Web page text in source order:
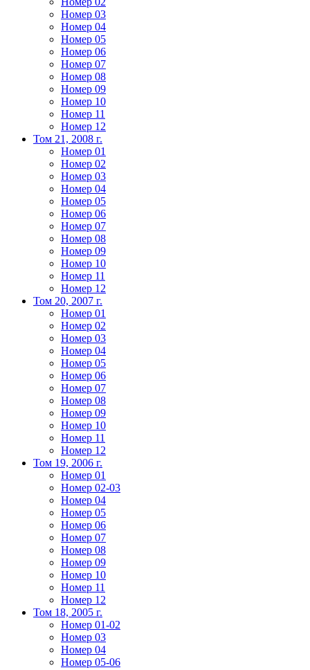
Номер 03
Номер 04
Номер 05
Номер 06
Номер 07
Номер 08
Номер 09
Номер 10
Номер 11
Номер 12
Том 21, 2008 г.
Номер 01
Номер 02
Номер 03
Номер 04
Номер 05
Номер 06
Номер 07
Номер 08
Номер 09
Номер 10
Номер 11
Номер 12
Том 20, 2007 г.
Номер 01
Номер 02
Номер 03
Номер 04
Номер 05
Номер 06
Номер 07
Номер 08
Номер 09
Номер 10
Номер 11
Номер 12
Том 19, 2006 г.
Номер 01
Номер 02-03
Номер 04
Номер 05
Номер 06
Номер 07
Номер 08
Номер 09
Номер 10
Номер 11
Номер 12
Том 18, 2005 г.
Номер 01-02
Номер 03
Номер 04
Номер 05-06